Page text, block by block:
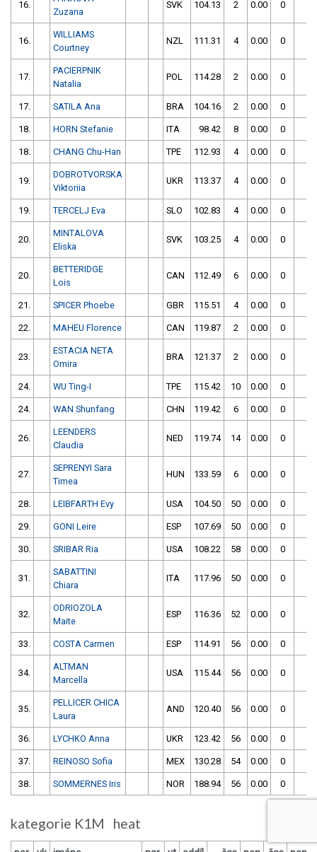
16.
Zuzana
SVK 104.13 2 0.00 0
16.
WILLIAMS
Courtney
NZL 111.31 4 0.00 0
17.
PACIERPNIK
Natalia
POL 114.28 2 0.00 0
17. SATILA Ana BRA 104.16 2 0.00 0
18. HORN Stefanie ITA 98.42 8 0.00 0
18. CHANG Chu-Han TPE 112.93 4 0.00 0
19.
DOBROTVORSKA
Viktoriia
UKR 113.37 4 0.00 0
19. TERCELJ Eva SLO 102.83 4 0.00 0
20.
MINTALOVA
Eliska
SVK 103.25 4 0.00 0
20.
BETTERIDGE
Lois
CAN 112.49 6 0.00 0
21. SPICER Phoebe GBR 115.51 4 0.00 0
22. MAHEU Florence CAN 119.87 2 0.00 0
23.
ESTACIA NETA
Omira
BRA 121.37 2 0.00 0
24. WU Ting-I TPE 115.42 10 0.00 0
24. WAN Shunfang CHN 119.42 6 0.00 0
26.
LEENDERS
Claudia
NED 119.74 14 0.00 0
27.
SEPRENYI Sara
Timea
HUN 133.59 6 0.00 0
28. LEIBFARTH Evy USA 104.50 50 0.00 0
29. GONI Leire ESP 107.69 50 0.00 0
30. SRIBAR Ria USA 108.22 58 0.00 0
31.
SABATTINI
Chiara
ITA 117.96 50 0.00 0
32.
ODRIOZOLA
Maite
ESP 116.36 52 0.00 0
33. COSTA Carmen ESP 114.91 56 0.00 0
34.
ALTMAN
Marcella
USA 115.44 56 0.00 0
35.
PELLICER CHICA
Laura
AND 120.40 56 0.00 0
36. LYCHKO Anna UKR 123.42 56 0.00 0
37. REINOSO Sofia MEX 130.28 54 0.00 0
38. SOMMERNES Iris NOR 188.94 56 0.00 0
kategorie K1M heat